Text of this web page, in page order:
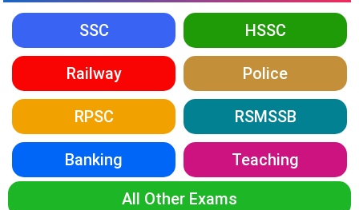
SSC HSSC
Railway Police
RPSC RSMSSB
Banking Teaching
All Other Exams